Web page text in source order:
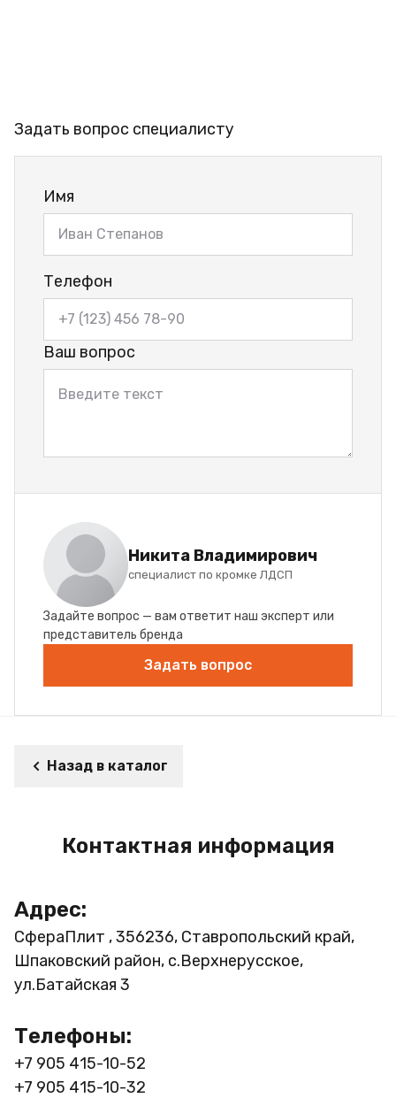
Задать вопрос специалисту
Имя
Телефон
Ваш вопрос
Никита Владимирович
специалист по кромке ЛДСП
Задайте вопрос — вам ответит наш эксперт или
представитель бренда
Задать вопрос
Назад в каталог
Контактная информация
Адрес:
СфераПлит , 356236, Ставропольский край,
Шпаковский район, с.Верхнерусское,
ул.Батайская 3
Телефоны:
+7 905 415-10-52
+7 905 415-10-32